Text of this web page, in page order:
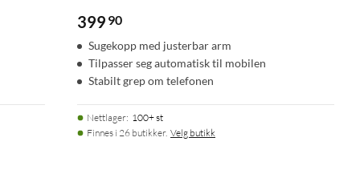
399 90
Sugekopp med justerbar arm
Tilpasser seg automatisk til mobilen
Stabilt grep om telefonen
Nettlager: 100+ st
Finnes i 26 butikker. Velg butikk